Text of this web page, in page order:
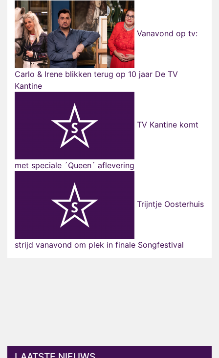
Vanavond op tv:
Carlo & Irene blikken terug op 10 jaar De TV
Kantine
TV Kantine komt
met speciale ´Queen´ aflevering
Trijntje Oosterhuis
strijd vanavond om plek in finale Songfestival